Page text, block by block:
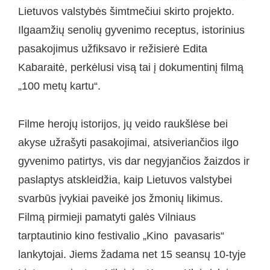
Lietuvos valstybės šimtmečiui skirto projekto.
Ilgaamžių senolių gyvenimo receptus, istorinius
pasakojimus užfiksavo ir režisierė Edita
Kabaraitė, perkėlusi visą tai į dokumentinį filmą
„100 metų kartu“.
Filme herojų istorijos, jų veido raukšlėse bei
akyse užrašyti pasakojimai, atsiveriančios ilgo
gyvenimo patirtys, vis dar negyjančios žaizdos ir
paslaptys atskleidžia, kaip Lietuvos valstybei
svarbūs įvykiai paveikė jos žmonių likimus.
Filmą pirmieji pamatyti galės Vilniaus
tarptautinio kino festivalio „Kino pavasaris“
lankytojai. Jiems žadama net 15 seansų 10-tyje